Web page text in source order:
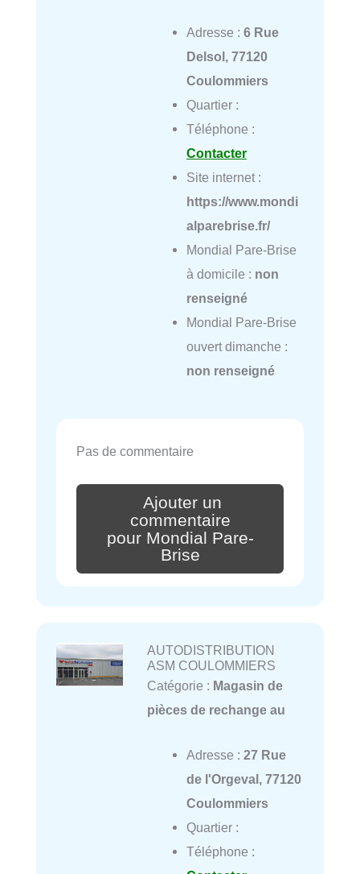
Adresse : 6 Rue
Delsol, 77120
Coulommiers
Quartier :
Téléphone :
Contacter
Site internet :
https://www.mondi
alparebrise.fr/
Mondial Pare-Brise
à domicile : non
renseigné
Mondial Pare-Brise
ouvert dimanche :
non renseigné
Pas de commentaire
Ajouter un
commentaire
pour Mondial Pare-
Brise
AUTODISTRIBUTION
ASM COULOMMIERS
Catégorie : Magasin de
pièces de rechange au
Adresse : 27 Rue
de l'Orgeval, 77120
Coulommiers
Quartier :
Téléphone :